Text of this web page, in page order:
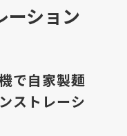
ーション
で自家製麺
ストレーシ